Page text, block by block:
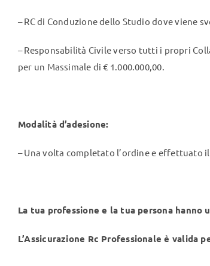
– RC di Conduzione dello Studio dove viene
– Responsabilità Civile verso tutti i propri
per un Massimale di € 1.000.000,00.
Modalità d’adesione:
– Una volta completato l’ordine e effettuato
La tua professione e la tua persona hanno
L’Assicurazione Rc Professionale è valida